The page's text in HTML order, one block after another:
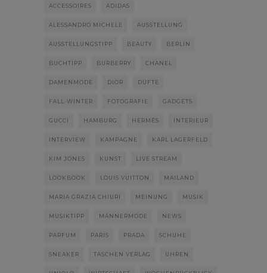
ACCESSOIRES ADIDAS
ALESSANDRO MICHELE AUSSTELLUNG
AUSSTELLUNGSTIPP BEAUTY BERLIN
BUCHTIPP BURBERRY CHANEL
DAMENMODE DIOR DÜFTE
FALL-WINTER FOTOGRAFIE GADGETS
GUCCI HAMBURG HERMÈS INTERIEUR
INTERVIEW KAMPAGNE KARL LAGERFELD
KIM JONES KUNST LIVE STREAM
LOOKBOOK LOUIS VUITTON MAILAND
MARIA GRAZIA CHIURI MEINUNG MUSIK
MUSIKTIPP MÄNNERMODE NEWS
PARFUM PARIS PRADA SCHUHE
SNEAKER TASCHEN VERLAG UHREN